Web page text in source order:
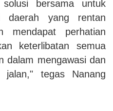
bersama untuk
daerah yang rentan
mendapat perhatian
keterlibatan semua
dalam mengawasi dan
jalan," tegas Nanang